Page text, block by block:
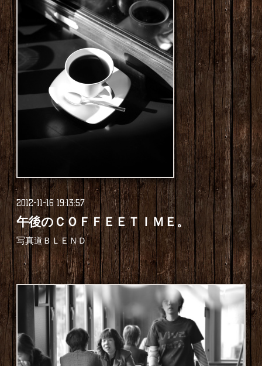
2012-11-16 19:13:57
午後のＣＯＦＦＥＥＴＩＭＥ。
写真道ＢＬＥＮＤ